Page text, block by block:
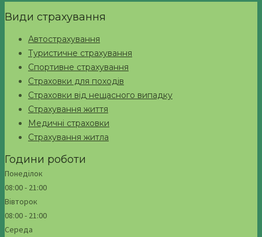
Види страхування
Автострахування
Туристичне страхування
Спортивне страхування
Страховки для походів
Страховки від нещасного випадку
Страхування життя
Медичні страховки
Страхування житла
Години роботи
Понеділок
08:00 - 21:00
Вівторок
08:00 - 21:00
Середа